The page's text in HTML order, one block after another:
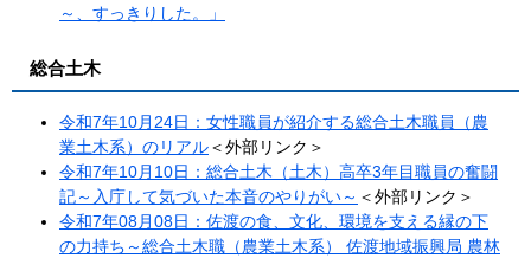
～、すっきりした。」
総合土木
令和7年10月24日：女性職員が紹介する総合土木職員（農
業土木系）のリアル​＜外部リンク＞
令和7年10月10日：総合土木（土木）高卒3年目職員の奮闘
記～入庁して気づいた本音のやりがい～​ ＜外部リンク＞
令和7年08月08日：佐渡の食、文化、環境を支える縁の下
の力持ち～総合土木職（農業土木系） 佐渡地域振興局 農林